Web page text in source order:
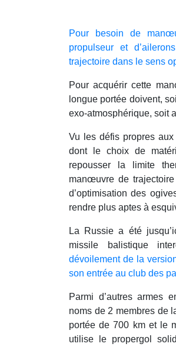
Pour besoin de
propulseur et
trajectoire dans le sens
Pour acquérir cette
longue portée doivent,
exo-atmosphérique, soit
Vu les défis propres
dont le choix de
repousser la limite
manœuvre de
d’optimisation des
rendre plus aptes à
La Russie a été
missile balistique
dévoilement de la
son entrée au club des
Parmi d’autres armes
noms de 2 membres de
portée de 700 km et le
utilise le propergol